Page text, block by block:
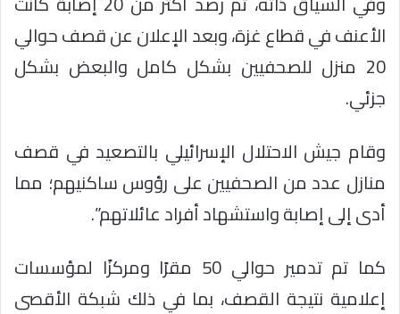
الأعنف في قطاع غزة، وبعد الإعلان عن قصف حوالي
20 منزل للصحفيين بشكل كامل والبعض بشكل
جزئي.
وقام جيش الاحتلال الإسرائيلي بالتصعيد في قصف
منازل عدد من الصحفيين على رؤوس ساكنيهم؛ مما
أدى إلى إصابة واستشهاد أفراد عائلاتهم”.
كما تم تدمير حوالي 50 مقرًا ومركزًا لمؤسسات
إعلامية نتيجة القصف، بما في ذلك شبكة الأقصى